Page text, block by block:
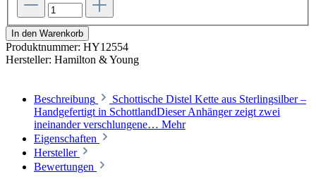
In den Warenkorb
Produktnummer: HY12554
Hersteller: Hamilton & Young
Beschreibung
Schottische Distel Kette aus Sterlingsilber –
Handgefertigt in SchottlandDieser Anhänger zeigt zwei
ineinander verschlungene… Mehr
Eigenschaften
Hersteller
Bewertungen